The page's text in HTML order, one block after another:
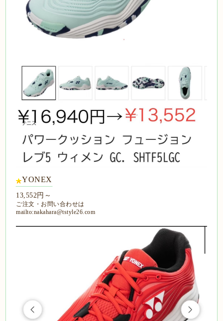
YONEX
13,552円～
ご注文・お問い合わせは
mailto:nakahara@tstyle26.com